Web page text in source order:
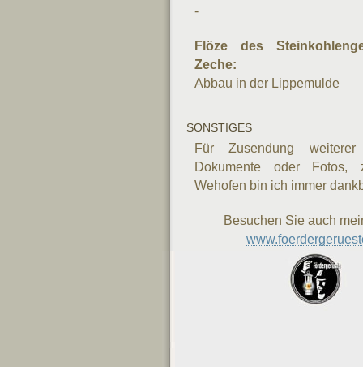
-
Flöze des
Zeche:
Abbau in der Lippemulde
SONSTIGES
Für Zusendung weiterer
Dokumente oder Fotos,
Wehofen bin ich immer
Besuchen Sie auch